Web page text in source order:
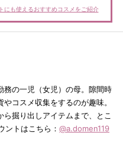
にも使えるおすすめコスメをご紹介
務の一児（女児）の母。隙間時
コスメ収集をするのが趣味。
ら掘り出しアイテムまで、とこ
ントはこちら： @a.domen119